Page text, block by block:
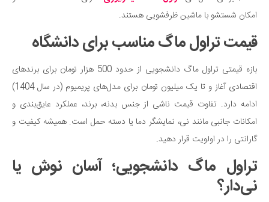
امکان شستشو با ماشین ظرفشویی هستند.
قیمت تراول ماگ مناسب برای دانشگاه
بازه قیمتی تراول ماگ دانشجویی از حدود 500 هزار تومان برای برندهای
اقتصادی آغاز و تا یک میلیون تومان برای مدل‌های پریمیوم (در سال 1404)
ادامه دارد. تفاوت قیمت ناشی از جنس بدنه، برند، عملکرد عایق‌بندی و
امکانات جانبی مانند نی، نمایشگر دما یا دسته حمل است. همیشه کیفیت و
گارانتی را در اولویت قرار دهید.
تراول ماگ دانشجویی؛ آسان نوش یا
نی‌دار؟